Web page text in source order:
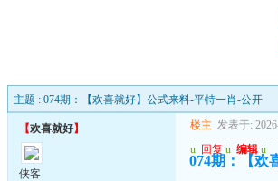
主题 : 074期：【欢喜就好】公式来料-平特一肖-公开
【欢喜就好】
侠客
楼主 发表于:
u 回复 u 编辑 u
074期：【欢